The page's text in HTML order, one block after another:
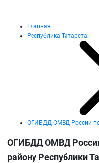
Главная
Республика Татарстан
ОГИБДД ОМВД России по
ОГИБДД ОМВД
району Республики